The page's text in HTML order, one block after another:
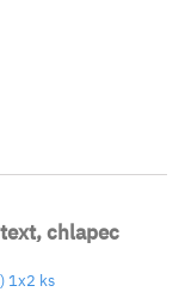
chlapec
1x2 ks